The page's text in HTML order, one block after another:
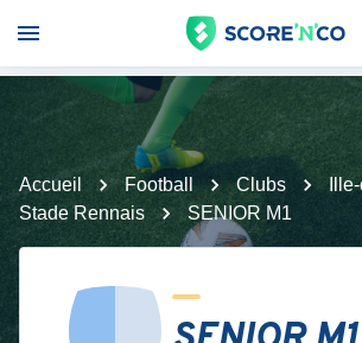
Accueil Football Clubs
Stade Rennais
SENIOR M1